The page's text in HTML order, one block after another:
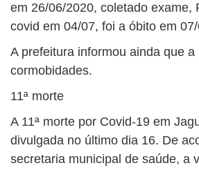
em 26/06/2020, coletado exame,
covid em 04/07, foi a óbito em 07/
A prefeitura informou ainda que
cormobidades.
11ª morte
A 11ª morte por Covid-19 em
divulgada no último dia 16. De
secretaria municipal de saúde, a